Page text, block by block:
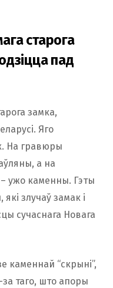
старога
пад
замка,
Яго
На гравюры
а на
ужо каменны. Гэты
злучаў замак і
сучаснага Новага
каменнай “скрыні”,
таго, што апоры